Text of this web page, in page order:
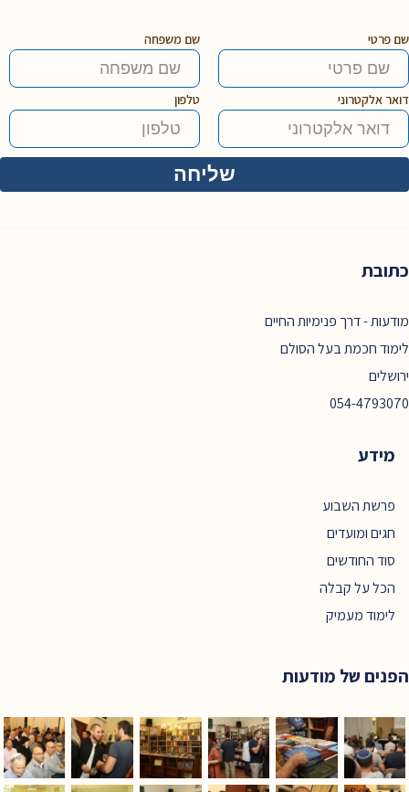
שם פרטי שם משפחה
דואר אלקטרוני טלפון
כתובת
מודעות - דרך פנימיות החיים
לימוד חכמת בעל הסולם
ירושלים
054-4793070
מידע
פרשת השבוע
חגים ומועדים
סוד החודשים
הכל על קבלה
לימוד מעמיק
הפנים של מודעות